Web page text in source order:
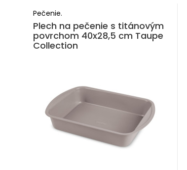
Pečenie.
Plech na pečenie s titánovým
povrchom 40x28,5 cm Taupe
Collection